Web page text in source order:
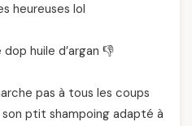
heureuses lol
huile d’argan 👎
pas à tous les coups
ptit shampoing adapté à